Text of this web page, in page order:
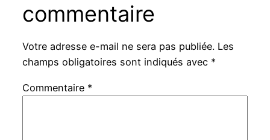
commentaire
Votre adresse e-mail ne sera pas publiée. Les
champs obligatoires sont indiqués avec *
Commentaire *